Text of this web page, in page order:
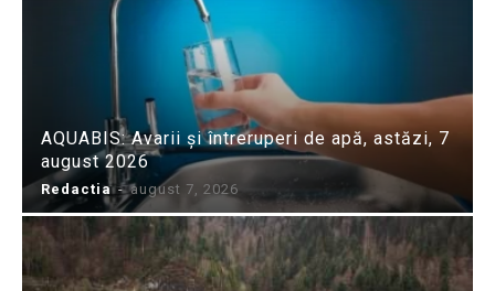
AQUABIS: Avarii și întreruperi de apă, astăzi, 7
august 2026
Redactia - august 7, 2026